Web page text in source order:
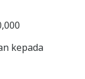
kepada